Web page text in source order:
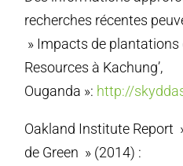
recherches récentes
» Impacts de plantations
Resources à Kachung’,
Ouganda »: http://
Oakland Institute Report
de Green » (2014) :